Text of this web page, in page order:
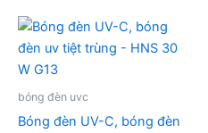
bóng đèn uvc
Bóng đèn UV-C, bóng đèn